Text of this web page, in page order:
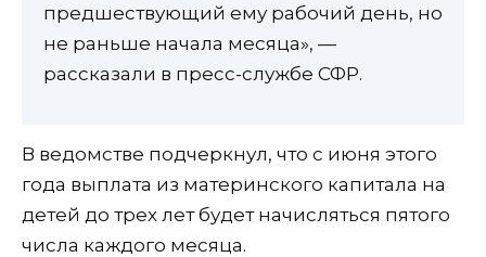
предшествующий ему рабочий день, но
не раньше начала месяца», —
рассказали в пресс-службе СФР.
В ведомстве подчеркнул, что с июня этого
года выплата из материнского капитала на
детей до трех лет будет начисляться пятого
числа каждого месяца.